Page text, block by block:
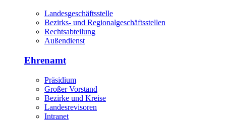
Landesgeschäftsstelle
Bezirks- und Regionalgeschäftsstellen
Rechtsabteilung
Außendienst
Ehrenamt
Präsidium
Großer Vorstand
Bezirke und Kreise
Landesrevisoren
Intranet